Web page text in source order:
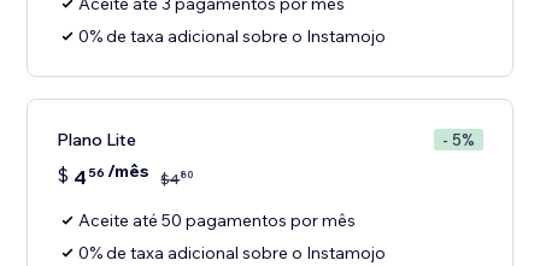
0% de taxa adicional sobre o Instamojo
Plano Lite - 5%
$ 4 56 /mês $480
Aceite até 50 pagamentos por mês
0% de taxa adicional sobre o Instamojo